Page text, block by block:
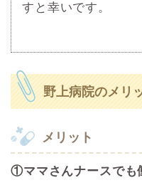
すと幸いです。
野上病院のメリ
メリット
①ママさんナースでも